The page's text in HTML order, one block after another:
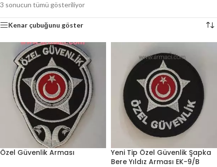
3 sonucun tümü gösteriliyor
Kenar çubuğunu göster
Özel Güvenlik Arması
Yeni Tip Özel Güvenlik Şapka
Bere Yıldız Arması EK-9/B